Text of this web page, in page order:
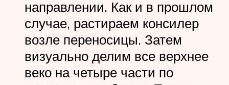
направлении. Как и в прошлом
случае, растираем консилер
возле переносицы. Затем
визуально делим все верхнее
веко на четыре части по